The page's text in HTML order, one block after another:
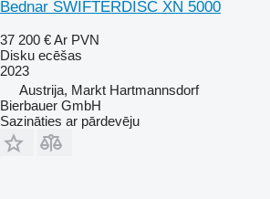
Bednar SWIFTERDISC XN 5000
37 200 €Ar PVN
Disku ecēšas
2023
Austrija, Markt Hartmannsdorf
Bierbauer GmbH
Sazināties ar pārdevēju